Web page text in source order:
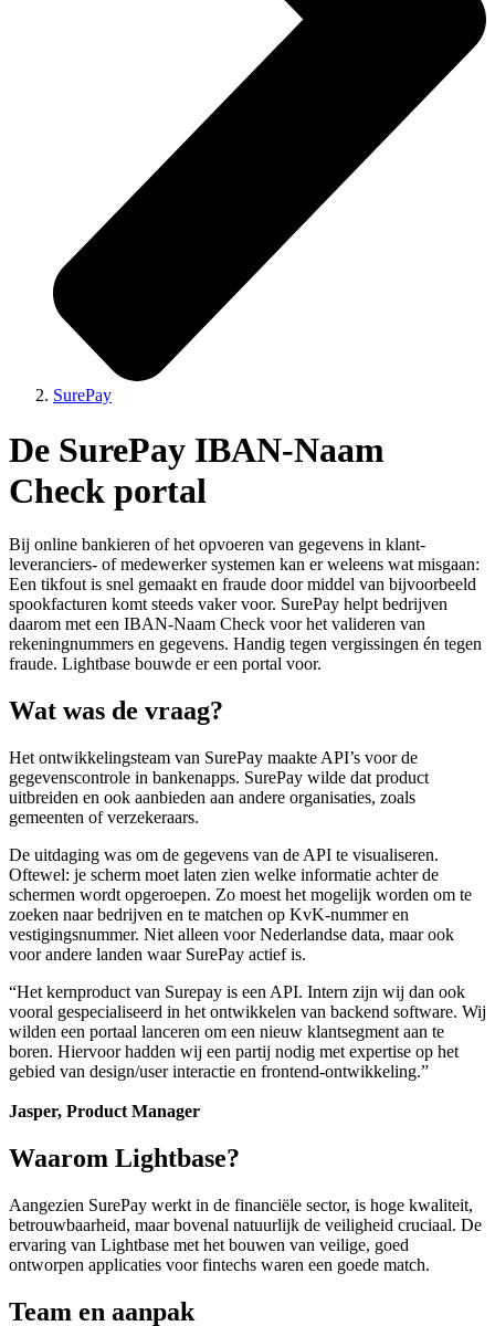
SurePay
De SurePay IBAN-Naam
Check portal
Bij online bankieren of het opvoeren van gegevens in klant-
leveranciers- of medewerker systemen kan er weleens wat misgaan:
Een tikfout is snel gemaakt en fraude door middel van bijvoorbeeld
spookfacturen komt steeds vaker voor. SurePay helpt bedrijven
daarom met een IBAN-Naam Check voor het valideren van
rekeningnummers en gegevens. Handig tegen vergissingen én tegen
fraude. Lightbase bouwde er een portal voor.
Wat was de vraag?
Het ontwikkelingsteam van SurePay maakte API’s voor de
gegevenscontrole in bankenapps. SurePay wilde dat product
uitbreiden en ook aanbieden aan andere organisaties, zoals
gemeenten of verzekeraars.
De uitdaging was om de gegevens van de API te visualiseren.
Oftewel: je scherm moet laten zien welke informatie achter de
schermen wordt opgeroepen. Zo moest het mogelijk worden om te
zoeken naar bedrijven en te matchen op KvK-nummer en
vestigingsnummer. Niet alleen voor Nederlandse data, maar ook
voor andere landen waar SurePay actief is.
“Het kernproduct van Surepay is een API. Intern zijn wij dan ook
vooral gespecialiseerd in het ontwikkelen van backend software. Wij
wilden een portaal lanceren om een nieuw klantsegment aan te
boren. Hiervoor hadden wij een partij nodig met expertise op het
gebied van design/user interactie en frontend-ontwikkeling.”
Jasper, Product Manager
Waarom Lightbase?
Aangezien SurePay werkt in de financiële sector, is hoge kwaliteit,
betrouwbaarheid, maar bovenal natuurlijk de veiligheid cruciaal. De
ervaring van Lightbase met het bouwen van veilige, goed
ontworpen applicaties voor fintechs waren een goede match.
Team en aanpak